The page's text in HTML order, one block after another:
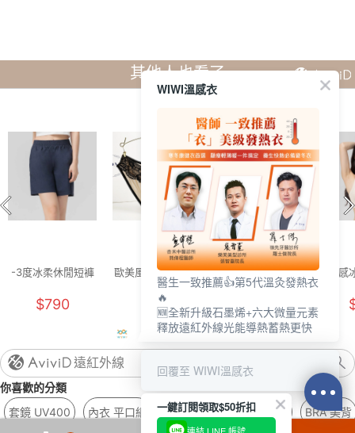
其他人也看了
-3度冰柔休閒短褲
2XL)
$790
歐美風網紗內褲(咖
啡 女M)
$129
0著感冰氧雲柔寬肩
內衣(奶霜白 F-F+)
$880
0著
遠紅外線
你喜歡的分類
套鏡 UV400
內衣 平口細 加速 防曬 櫻花粉 止汗 BRA 美背
WIWI溫感衣
醫生一致推薦👍第5代溫灸發熱衣
🔥
🆕全新升級石墨烯+六大微量元素
釋放遠紅外線光能導熱蓄熱更快
回覆至 WIWI溫感衣
一鍵訂閱領取$50折扣
連結 LINE 帳號